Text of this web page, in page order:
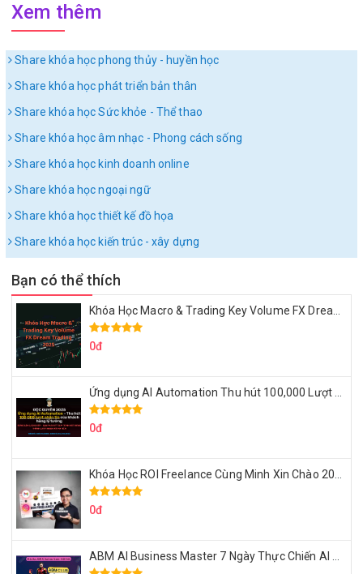
Xem thêm
Share khóa học phong thủy - huyền học
Share khóa học phát triển bản thân
Share khóa học Sức khỏe - Thể thao
Share khóa học âm nhạc - Phong cách sống
Share khóa học kinh doanh online
Share khóa học ngoại ngữ
Share khóa học thiết kế đồ họa
Share khóa học kiến trúc - xây dựng
Bạn có thể thích
0đ
0đ
0đ